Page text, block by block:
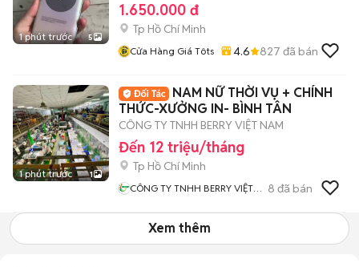
1 phút trước 5
1.650.000 đ
Tp Hồ Chí Minh
Cửa Hàng Giá Tôts 4.6 827 đã bán
1 phút trước 1
NAM NỮ THỜI VỤ + CHÍNH
THỨC-XƯỞNG IN- BÌNH TÂN
CÔNG TY TNHH BERRY VIỆT NAM
Đến 12 triệu/tháng
Tp Hồ Chí Minh
CÔNG TY TNHH BERRY VIỆT
8 đã bán
Xem thêm